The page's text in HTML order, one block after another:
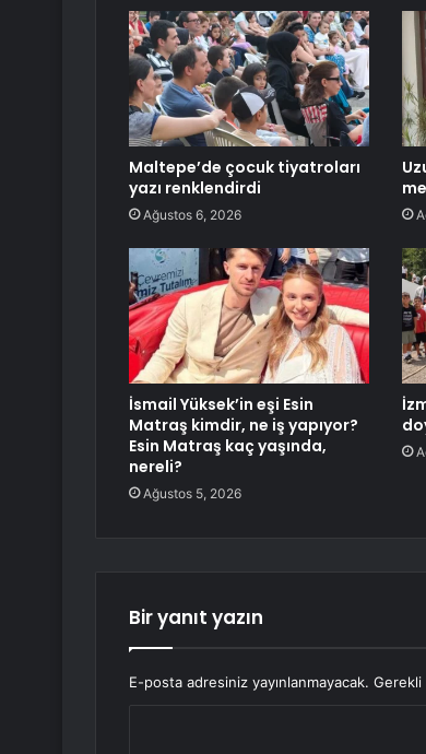
Maltepe’de çocuk tiyatroları
yazı renklendirdi
Ağustos 6, 2026
İsmail Yüksek’in eşi Esin
Matraş kimdir, ne iş yapıyor?
Esin Matraş kaç yaşında,
nereli?
Ağustos 5, 2026
Bir yanıt yazın
E-posta adresiniz yayınlanmayacak. Gerekli